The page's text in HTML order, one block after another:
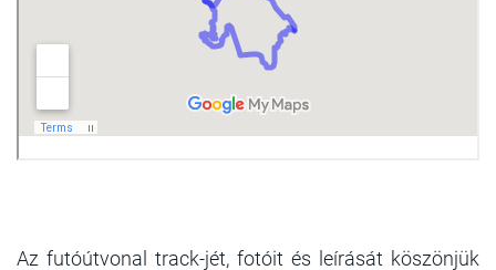
Az futóútvonal track-jét, fotóit és leírását köszönjük